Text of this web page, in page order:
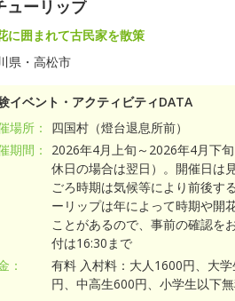
ューリップ
に囲まれて古民家を散策
県・高松市
イベント・アクティビティDATA
場所：
四国村（燈台退息所前）
期間：
2026年4月上旬～2026年4月下
休日の場合は翌日）。開催日は
ごろ時期は気候等により前後す
ーリップは年によって時期や開
ことがあるので、事前の確認を
付は16:30まで
：
有料 入村料：大人1600円、大
円、中高生600円、小学生以下